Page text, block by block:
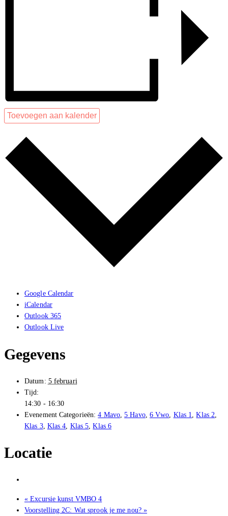
Toevoegen aan kalender
Google Calendar
iCalendar
Outlook 365
Outlook Live
Gegevens
Datum: 5 februari
Tijd:
14:30 - 16:30
Evenement Categorieën: 4 Mavo,5 Havo, 6 Vwo Klas 1 ,Klas 2
Klas 3, Klas 4 Klas 5 ,Klas 6
Locatie
« Excursie kunst VMBO 4
Voorstelling 2C: Wat sprook je me nou? »